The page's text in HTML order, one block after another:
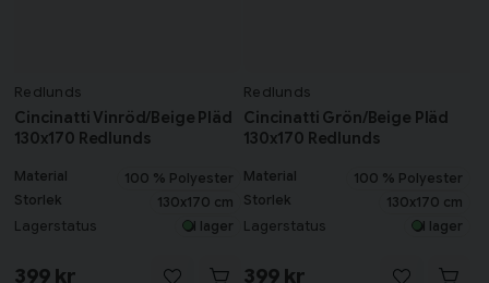
Redlunds
Cincinatti Vinröd/Beige Pläd
130x170 Redlunds
Material
100 % Polyester
Storlek
130x170 cm
Lagerstatus I lager
399 kr
Redlunds
Cincinatti Grön/Beige Pläd
130x170 Redlunds
Material
100 % Polyester
Storlek
130x170 cm
Lagerstatus I lager
399 kr